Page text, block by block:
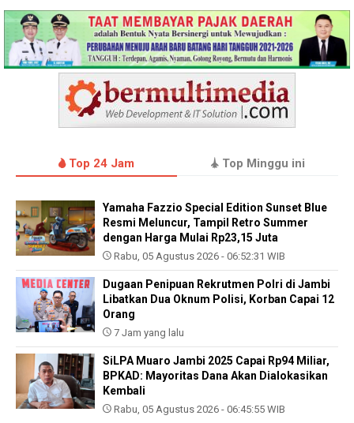
Top 24 Jam Top Minggu ini
Yamaha Fazzio Special Edition Sunset Blue
Resmi Meluncur, Tampil Retro Summer
dengan Harga Mulai Rp23,15 Juta
Rabu, 05 Agustus 2026 - 06:52:31 WIB
Dugaan Penipuan Rekrutmen Polri di Jambi
Libatkan Dua Oknum Polisi, Korban Capai 12
Orang
7 Jam yang lalu
SiLPA Muaro Jambi 2025 Capai Rp94 Miliar,
BPKAD: Mayoritas Dana Akan Dialokasikan
Kembali
Rabu, 05 Agustus 2026 - 06:45:55 WIB